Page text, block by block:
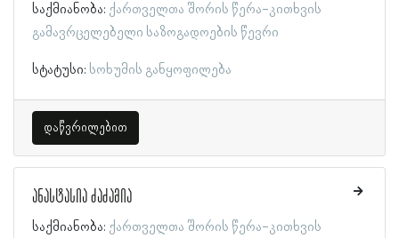
საქმიანობა: ქართველთა შორის წერა-კითხვის
გამავრცელებელი საზოგადოების წევრი
სტატუსი: სოხუმის განყოფილება
დაწვრილებით
ანასტასია ძაძამია
საქმიანობა: ქართველთა შორის წერა-კითხვის